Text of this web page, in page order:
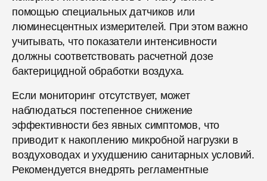
помощью специальных датчиков или
люминесцентных измерителей. При этом важно
учитывать, что показатели интенсивности
должны соответствовать расчетной дозе
бактерицидной обработки воздуха.
Если мониторинг отсутствует, может
наблюдаться постепенное снижение
эффективности без явных симптомов, что
приводит к накоплению микробной нагрузки в
воздуховодах и ухудшению санитарных условий.
Рекомендуется внедрять регламентные